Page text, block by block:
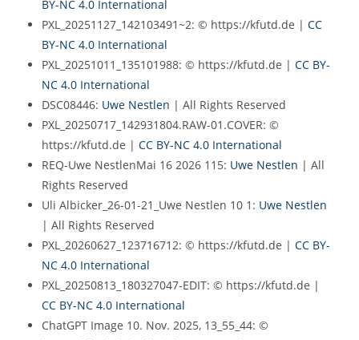
BY-NC 4.0 International
PXL_20251127_142103491~2: © https://kfutd.de |CC
BY-NC 4.0 International
PXL_20251011_135101988: © https://kfutd.de |CC BY-
NC 4.0 International
DSC08446: Uwe Nestlen | All Rights Reserved
PXL_20250717_142931804.RAW-01.COVER: ©
https://kfutd.de |CC BY-NC 4.0 International
REQ-Uwe NestlenMai 16 2026 115: Uwe Nestlen | All
Rights Reserved
Uli Albicker_26-01-21_Uwe Nestlen 10 1: Uwe Nestlen
| All Rights Reserved
PXL_20260627_123716712: © https://kfutd.de |CC BY-
NC 4.0 International
PXL_20250813_180327047-EDIT: © https://kfutd.de |
CC BY-NC 4.0 International
ChatGPT Image 10. Nov. 2025, 13_55_44: ©